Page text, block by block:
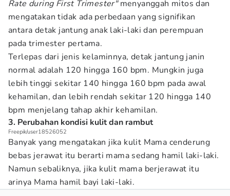
Rate during First Trimester"menyanggah mitos dan
mengatakan tidak ada perbedaan yang signifikan
antara detak jantung anak laki-laki dan perempuan
pada trimester pertama.
Terlepas dari jenis kelaminnya, detak jantung janin
normal adalah 120 hingga 160 bpm. Mungkin juga
lebih tinggi sekitar 140 hingga 160 bpm pada awal
kehamilan, dan lebih rendah sekitar 120 hingga 140
bpm menjelang tahap akhir kehamilan.
3. Perubahan kondisi kulit dan rambut
Freepik/user18526052
Banyak yang mengatakan jika kulit Mama cenderung
bebas jerawat itu berarti mama sedang hamil laki-laki.
Namun sebaliknya, jika kulit mama berjerawat itu
arinya Mama hamil bayi laki-laki.